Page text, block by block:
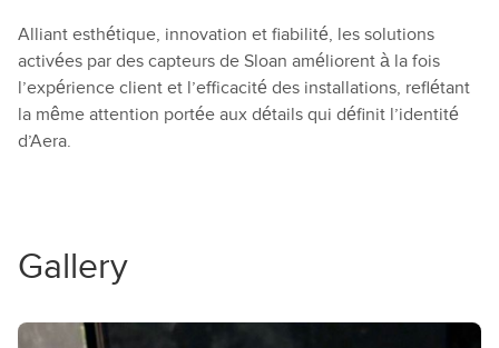
Alliant esthétique, innovation et fiabilité, les solutions
activées par des capteurs de Sloan améliorent à la fois
l’expérience client et l’efficacité des installations, reflétant
la même attention portée aux détails qui définit l’identité
d’Aera.
Gallery